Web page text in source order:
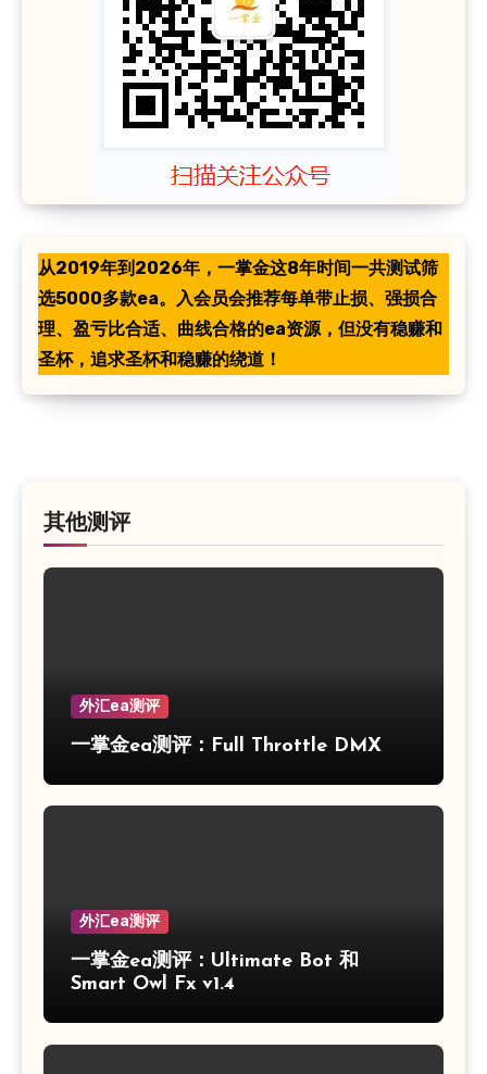
从2019年到2026年，一掌金这8年时间一共测试筛
选5000多款ea。入会员会推荐每单带止损、强损合
理、盈亏比合适、曲线合格的ea资源，但没有稳赚和
圣杯，追求圣杯和稳赚的绕道！
其他测评
外汇ea测评
一掌金ea测评：Full Throttle DMX
外汇ea测评
一掌金ea测评：Ultimate Bot 和
Smart Owl Fx v1.4